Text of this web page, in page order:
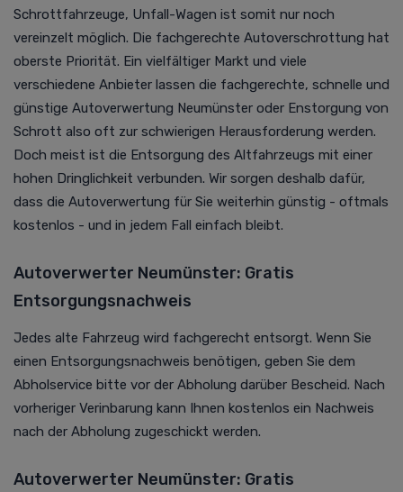
Schrottfahrzeuge, Unfall-Wagen ist somit nur noch
vereinzelt möglich. Die fachgerechte Autoverschrottung hat
oberste Priorität. Ein vielfältiger Markt und viele
verschiedene Anbieter lassen die fachgerechte, schnelle und
günstige Autoverwertung Neumünster oder Enstorgung von
Schrott also oft zur schwierigen Herausforderung werden.
Doch meist ist die Entsorgung des Altfahrzeugs mit einer
hohen Dringlichkeit verbunden. Wir sorgen deshalb dafür,
dass die Autoverwertung für Sie weiterhin günstig - oftmals
kostenlos - und in jedem Fall einfach bleibt.
Autoverwerter Neumünster: Gratis
Entsorgungsnachweis
Jedes alte Fahrzeug wird fachgerecht entsorgt. Wenn Sie
einen Entsorgungsnachweis benötigen, geben Sie dem
Abholservice bitte vor der Abholung darüber Bescheid. Nach
vorheriger Verinbarung kann Ihnen kostenlos ein Nachweis
nach der Abholung zugeschickt werden.
Autoverwerter Neumünster: Gratis